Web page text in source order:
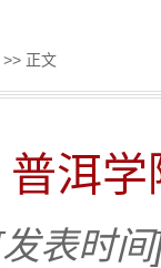
>> 正文
普洱
表时